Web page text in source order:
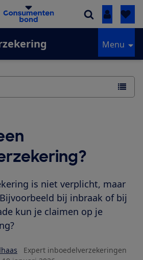
Inloggen
Menu
is niet verplicht, maar
bij inbraak of bij
kun je claimen op je
Expert inboedelverzekeringen